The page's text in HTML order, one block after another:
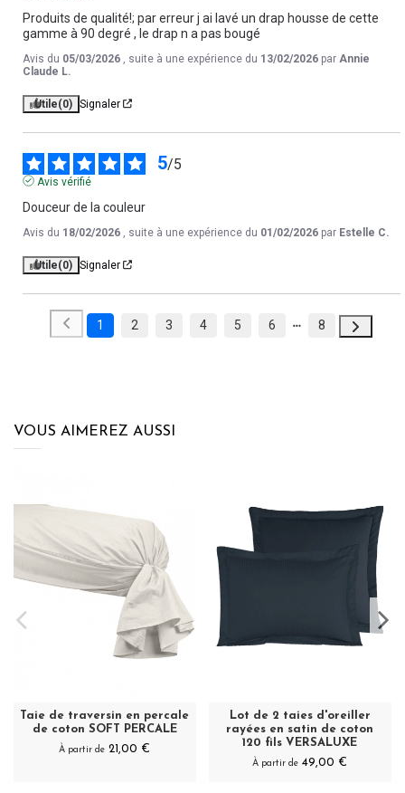
Produits de qualité!; par erreur j ai lavé un drap housse de cette
gamme à 90 degré , le drap n a pas bougé
Avis du 05/03/2026 , suite à une expérience du 13/02/2026 par Annie
Claude L.
Utile(0) Signaler
5/5
Avis vérifié
Douceur de la couleur
Avis du 18/02/2026 , suite à une expérience du 01/02/2026 par Estelle C.
Utile(0) Signaler
1 2 3 4 5 6 8
VOUS AIMEREZ AUSSI
Taie de traversin en percale
de coton SOFT PERCALE
À partir de 21,00 €
Lot de 2 taies d'oreiller
rayées en satin de coton
120 fils VERSALUXE
À partir de 49,00 €